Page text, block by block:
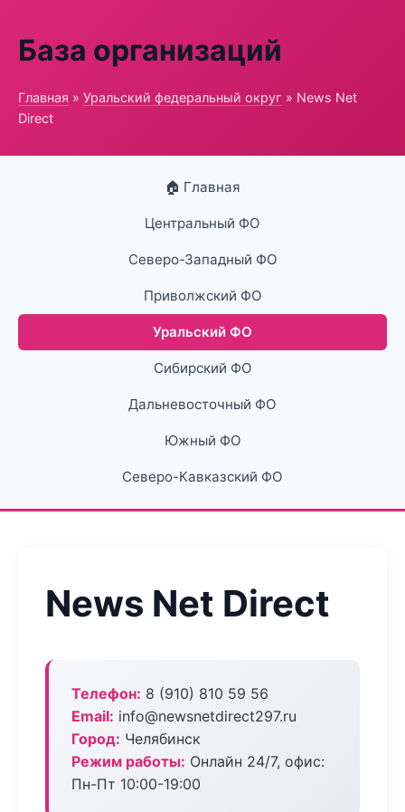
База организаций
Главная » Уральский федеральный округ » News Net
Direct
🏠 Главная
Центральный ФО
Северо-Западный ФО
Приволжский ФО
Уральский ФО
Сибирский ФО
Дальневосточный ФО
Южный ФО
Северо-Кавказский ФО
News Net Direct
Телефон: 8 (910) 810 59 56
Email: info@newsnetdirect297.ru
Город: Челябинск
Режим работы: Онлайн 24/7, офис:
Пн-Пт 10:00-19:00